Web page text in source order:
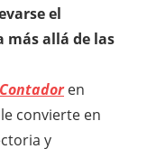
el
más allá de las
en
convierte en
y